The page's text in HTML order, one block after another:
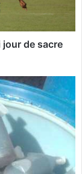
de sacre